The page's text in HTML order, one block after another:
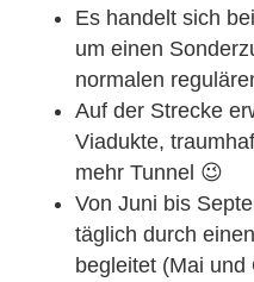
Es handelt sich
um einen
normalen
Auf der Strecke
Viadukte,
mehr Tunnel 😉
Von Juni bis
täglich durch
begleitet (Mai und